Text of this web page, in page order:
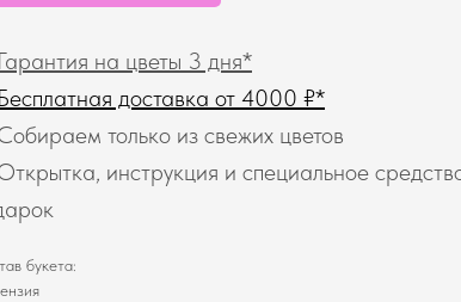
Гарантия на цветы 3 дня*
Бесплатная доставка от 4000 ₽*
только из свежих цветов
инструкция и специальное
букета: